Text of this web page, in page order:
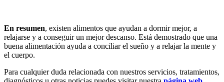
En resumen, existen alimentos que ayudan a dormir mejor, a
relajarse y a conseguir un mejor descanso. Está demostrado que una
buena alimentación ayuda a conciliar el sueño y a relajar la mente y
el cuerpo.
Para cualquier duda relacionada con nuestros servicios, tratamientos,